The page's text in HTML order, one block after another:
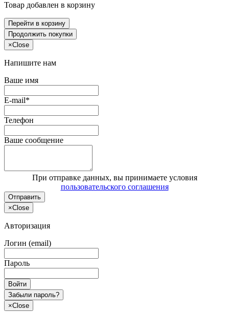
Товар добавлен в корзину
Перейти в корзину
Продолжить покупки
×Close
Напишите нам
Ваше имя
E-mail*
Телефон
Ваше сообщение
При отправке данных, вы принимаете условия
пользовательского соглашения
Отправить
×Close
Авторизация
Логин (email)
Пароль
Войти
Забыли пароль?
×Close